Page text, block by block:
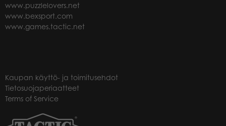
www.puzzlelovers.net
www.bexsport.com
www.games.tactic.net
Kaupan käyttö- ja toimitusehdot
Tietosuojaperiaatteet
Terms of Service